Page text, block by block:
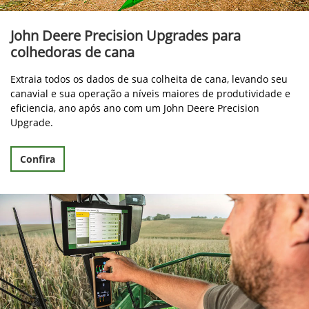
John Deere Precision Upgrades para
colhedoras de cana
Extraia todos os dados de sua colheita de cana, levando seu
eficiencia, ano após ano com um John Deere Precision
Upgrade.
Confira